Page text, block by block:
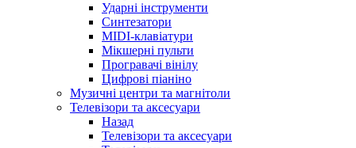
Ударні інструменти
Синтезатори
MIDI-клавіатури
Мікшерні пульти
Програвачі вінілу
Цифрові піаніно
Музичні центри та магнітоли
Телевізори та аксесуари
Назад
Телевізори та аксесуари